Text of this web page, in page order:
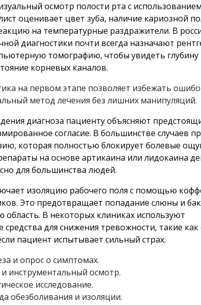
осмотр полости рта с
оценивает цвет зуба, наличие кариозной
на температурные раздражители. В
диагностики почти всегда назначают
томографию, чтобы увидеть глубину
корневых каналов.
на первом этапе позволяет избежать
метод лечения без лишних манипуляций.
диагноза пациенту объясняют
согласие. В большинстве случаев
которая полностью блокирует болевые
на основе артикаина или лидокаина
для большинства людей.
изоляцию рабочего поля с помощью
Это предотвращает попадание слюны и
область. В некоторых клиниках используют
для снижения тревожности, такие как
пациент испытывает сильный страх.
и опрос о симптомах.
инструментальный осмотр.
исследование.
обезболивания и изоляции.